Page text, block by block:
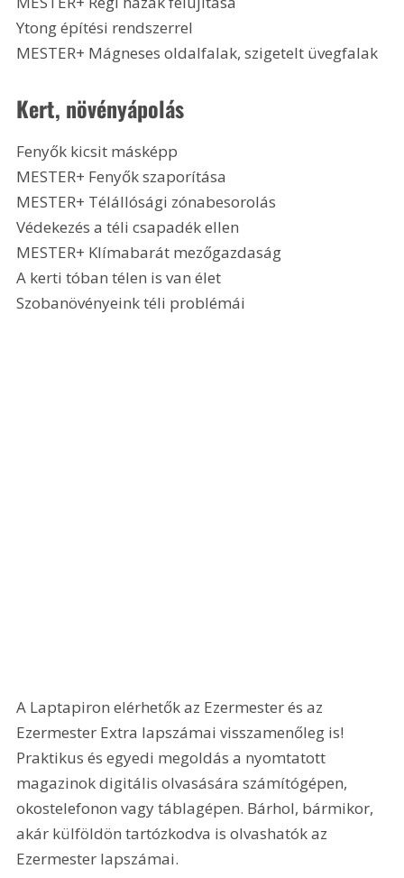
Ytong építési rendszerrel
MESTER+ Mágneses oldalfalak, szigetelt üvegfalak
Kert, növényápolás
Fenyők kicsit másképp
MESTER+ Fenyők szaporítása
MESTER+ Télállósági zónabesorolás
Védekezés a téli csapadék ellen
MESTER+ Klímabarát mezőgazdaság
A kerti tóban télen is van élet
Szobanövényeink téli problémái
A Laptapiron elérhetők az Ezermester és az
Ezermester Extra lapszámai visszamenőleg is!
Praktikus és egyedi megoldás a nyomtatott
magazinok digitális olvasására számítógépen,
okostelefonon vagy táblagépen. Bárhol, bármikor,
akár külföldön tartózkodva is olvashatók az
Ezermester lapszámai.